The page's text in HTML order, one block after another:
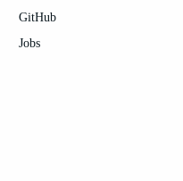
GitHub
Jobs